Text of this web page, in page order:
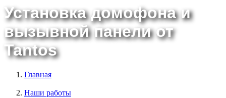
Установка домофона и
вызывной панели от
Tantos
Главная
Наши работы